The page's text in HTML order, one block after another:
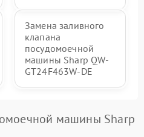
Замена заливного
клапана
посудомоечной
машины Sharp QW-
GT24F463W-DE
машины Sharp